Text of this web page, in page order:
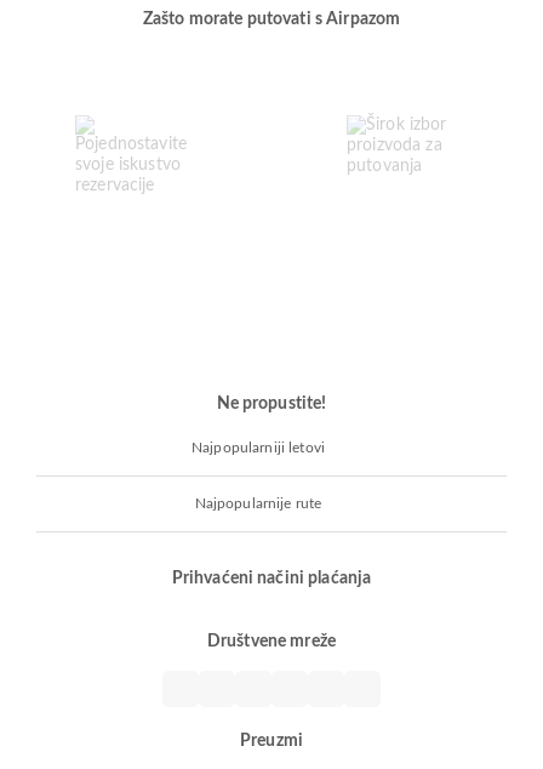
Zašto morate putovati s Airpazom
Ne propustite!
Najpopularniji letovi
Najpopularnije rute
Prihvaćeni načini plaćanja
Društvene mreže
Preuzmi